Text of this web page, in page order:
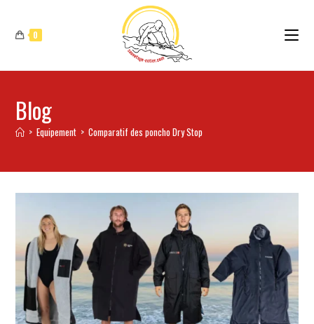
0
Blog
> Equipement > Comparatif des poncho Dry Stop